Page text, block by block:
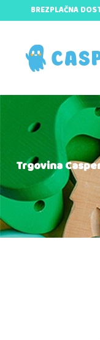
BREZPLAČNA
Trgovina